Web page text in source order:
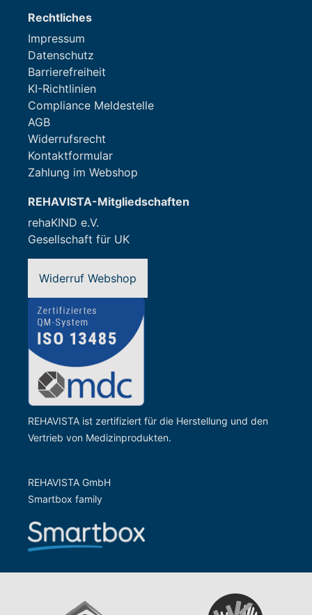
Rechtliches
Impressum
Datenschutz
Barrierefreiheit
KI-Richtlinien
Compliance Meldestelle
AGB
Widerrufsrecht
Kontaktformular
Zahlung im Webshop
REHAVISTA-Mitgliedschaften
rehaKIND e.V.
Gesellschaft für UK
Widerruf Webshop
REHAVISTA ist zertifiziert für die Herstellung und den
Vertrieb von Medizinprodukten.
REHAVISTA GmbH
Smartbox family